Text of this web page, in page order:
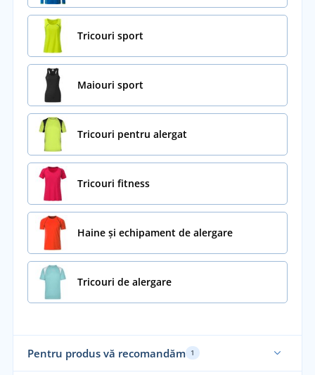
Tricouri sport
Maiouri sport
Tricouri pentru alergat
Tricouri fitness
Haine și echipament de alergare
Tricouri de alergare
Pentru produs vă recomandăm 1